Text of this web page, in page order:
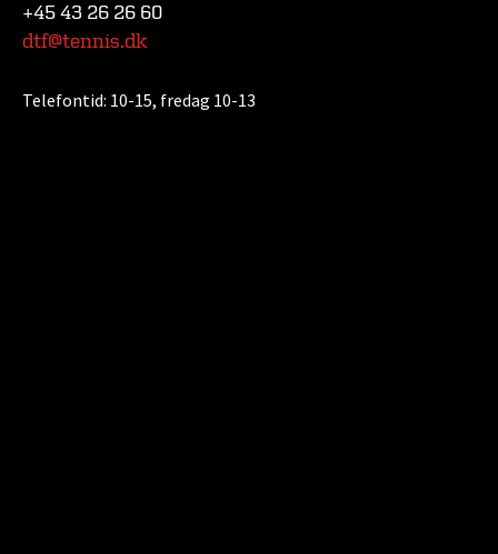
+45 43 26 26 60
dtf@tennis.dk
Telefontid: 10-15, fredag 10-13